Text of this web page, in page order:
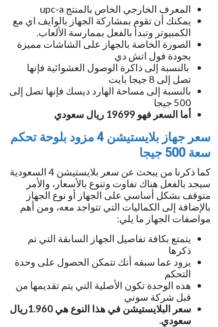
المعرف الخارجي الخاص بالمنتج upc-a
يمكنك أن تقوم بمشاركة الجهاز بالوايف اي مع
الكمبيوتر وتبدأ بالفعل بممارسة الألعاب.
الصورة الخاصة بالجهاز على الشاشات مميزة
بجودة فول اتش دي
بالنسبة إلى ذاكرة الوصول العشوائية فإنها
تصل إلى 8 جيجا بايت
بالنسبة إلى مساحة الهارد ديسك فإنها تصل إلى
500 جيجا
أما السعر فهو 19699 ريال سعودي
سعر
جهاز بلايستيشن 4 مزود بلوحة تحكم
سعة 500 جيجا
كما ذكرنا من يبحث عن سعر بلايستيشن 4 السعودية
سيجد بالفعل هناك تفاوت وتنوع بالأسعار، والأمر
متوقف بشكل أساسي على الجهاز أو نوع الجهاز
بالإضافة إلى الكماليات التي تتواجد معه، ومن أهم
مواصفات الجهاز ما يلي:
يتمتع بكافة تفاصيل الجهاز السابقة التي تم
ذكرها
يزود عما سبقه أنك تتمكن الحصول على وحدة
التحكم
هذه الوحدة تكون الأصلية التي يتم تقديمها من
قبل شركة سوني
سعر البلايستيشن في هذا النوع هي 1.960ريال
سعودي.